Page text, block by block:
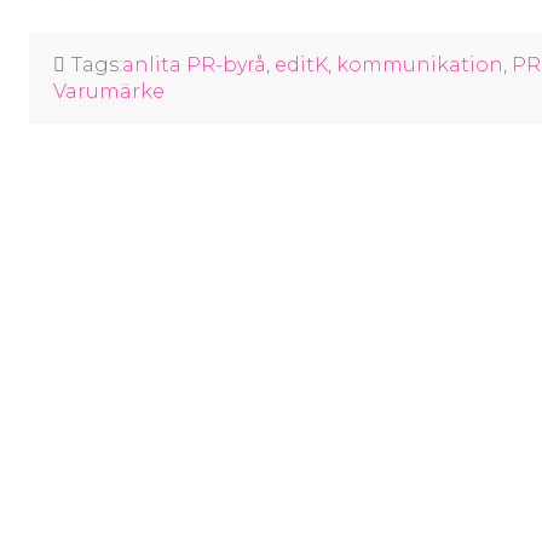
Tags:anlita PR-byrå, editK, kommunikation, PR
Varumärke